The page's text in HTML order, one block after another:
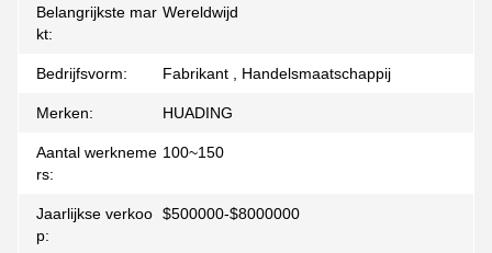
Belangrijkste mar
kt:
Wereldwijd
Bedrijfsvorm: Fabrikant , Handelsmaatschappij
Merken: HUADING
Aantal werkneme
rs:
100~150
Jaarlijkse verkoo
p:
$500000-$8000000